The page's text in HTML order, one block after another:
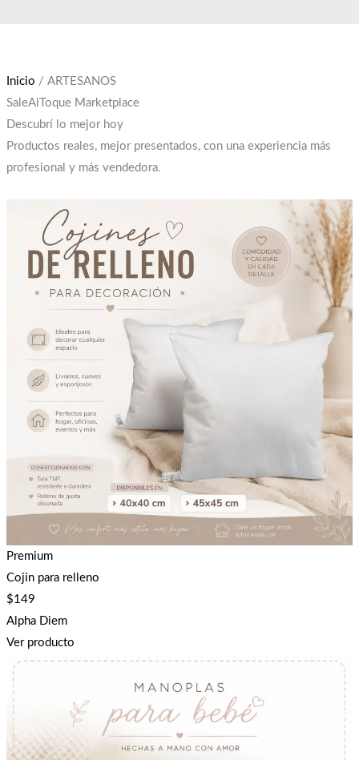
Inicio / ARTESANOS
SaleAlToque Marketplace
Descubrí lo mejor hoy
Productos reales, mejor presentados, con una experiencia más
profesional y más vendedora.
Premium
Cojin para relleno
$149
Alpha Diem
Ver producto
era:
$12,000.
es:
$10,000.
era:
$300.
es:
$250.